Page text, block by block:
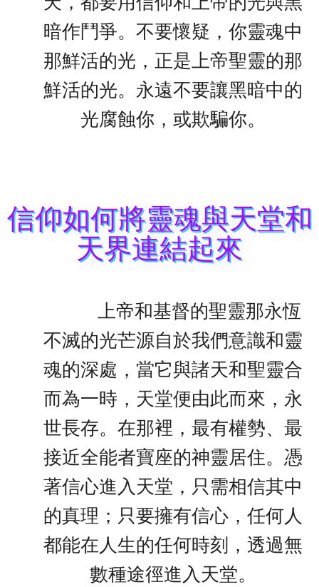
暗作鬥爭。不要懷疑，你靈魂中
那鮮活的光，正是上帝聖靈的那
鮮活的光。永遠不要讓黑暗中的
光腐蝕你，或欺騙你。
信仰如何將靈魂與天堂和
天界連結起來
上帝和基督的聖靈那永恆
不滅的光芒源自於我們意識和靈
魂的深處，當它與諸天和聖靈合
而為一時，天堂便由此而來，永
世長存。在那裡，最有權勢、最
接近全能者寶座的神靈居住。憑
著信心進入天堂，只需相信其中
的真理；只要擁有信心，任何人
都能在人生的任何時刻，透過無
數種途徑進入天堂。